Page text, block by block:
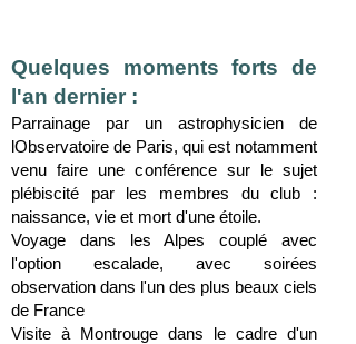
Quelques moments forts de
l'an dernier :
Parrainage par un astrophysicien de
lObservatoire de Paris, qui est notamment
venu faire une conférence sur le sujet
plébiscité par les membres du club :
naissance, vie et mort d'une étoile.
Voyage dans les Alpes couplé avec
l'option escalade, avec soirées
observation dans l'un des plus beaux ciels
de France
Visite à Montrouge dans le cadre d'un